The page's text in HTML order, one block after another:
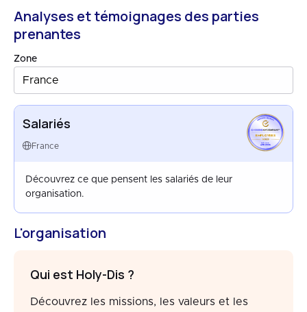
Analyses et témoignages des parties
prenantes
Zone
France
Salariés
France
EMPLOYEES
FRANCE
APR 2026
Découvrez ce que pensent les salariés de leur
organisation.
L'organisation
Qui est Holy-Dis ?
Découvrez les missions, les valeurs et les